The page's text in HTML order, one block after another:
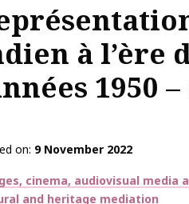
à l’ère
1950
on 9 November 2022
cinema, audiovisual media
and heritage mediation